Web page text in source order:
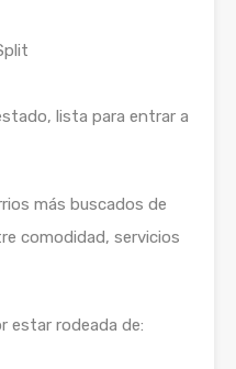
lista para entrar a
más buscados de
comodidad, servicios
estar rodeada de: